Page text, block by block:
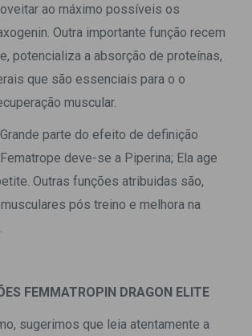
ao máximo possíveis os
Outra importante função recem
potencializa a absorção de proteínas,
que são essenciais para o o
muscular.
parte do efeito de definição
deve-se a Piperina; Ela age
Outras funções atribuidas são,
pós treino e melhora na
FEMMATROPIN DRAGON ELITE
sugerimos que leia atentamente a